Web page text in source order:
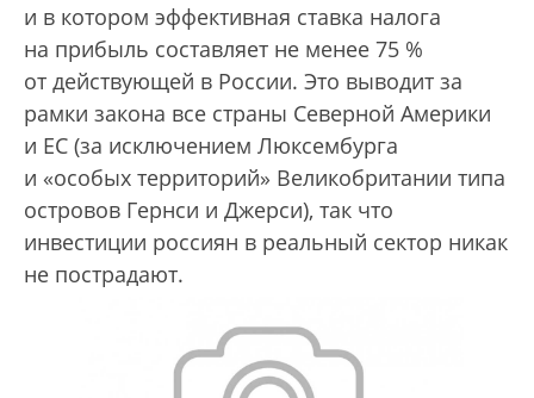
и в котором эффективная ставка налога
на прибыль составляет не менее 75 %
от действующей в России. Это выводит за
рамки закона все страны Северной Америки
и ЕС (за исключением Люксембурга
и «особых территорий» Великобритании типа
островов Гернси и Джерси), так что
инвестиции россиян в реальный сектор никак
не пострадают.